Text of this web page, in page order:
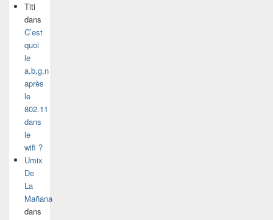
Titi
dans
C’est
quoi
le
a,b,g,n
après
le
802.11
dans
le
wifi ?
Umix
De
La
Mañana
dans